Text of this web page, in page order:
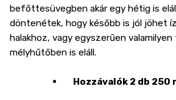
befőttesüvegben akár egy hétig is
döntenétek, hogy később is jól jöhet
halakhoz, vagy egyszerűen
mélyhűtőben is eláll.
Hozzávalók 2 db 250